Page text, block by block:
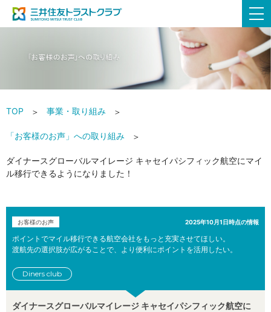
TOP 事業・取り組み
「お客様のお声」への取り組み
ダイナースグローバルマイレージ キャセイパシフィック航空にマイ
ル移行できるようになりました！
お客様のお声 2025年10月1日時点の情報
ポイントでマイル移行できる航空会社をもっと充実させてほしい。
渡航先の選択肢が広がることで、より便利にポイントを活用したい。
Diners club
ダイナースグローバルマイレージ キャセイパシフィック航空に